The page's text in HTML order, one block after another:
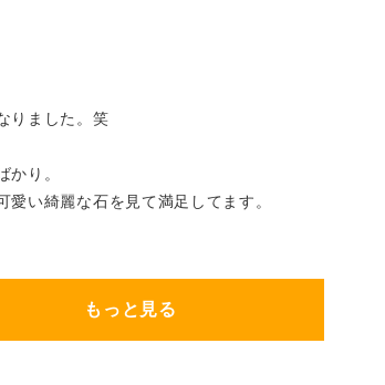
りました。笑
り。
い綺麗な石を見て満足してます。
もっと見る